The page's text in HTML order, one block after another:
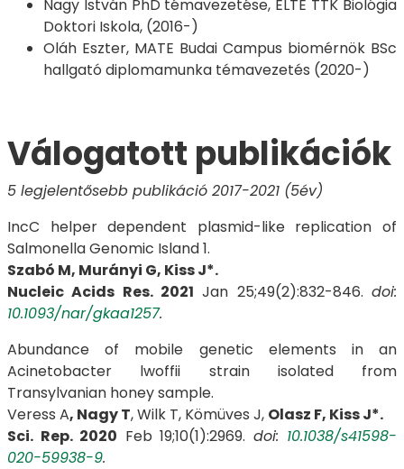
Nagy István PhD témavezetése, ELTE TTK Biológia
Doktori Iskola, (2016-)
Oláh Eszter, MATE Budai Campus biomérnök BSc
hallgató diplomamunka témavezetés (2020-)
​​​​​​​Válogatott publikációk
5 legjelentősebb publikáció 2017-2021 (5év)
IncC helper dependent plasmid-like replication of
Salmonella Genomic Island 1.
Szabó M, Murányi G, Kiss J*.
Nucleic Acids Res. 2021 Jan 25;49(2):832-846. doi:
10.1093/nar/gkaa1257.
Abundance of mobile genetic elements in an
Acinetobacter lwoffii strain isolated from
Transylvanian honey sample.
Veress A, Nagy T, Wilk T, Kömüves J, Olasz F, Kiss J*.
Sci. Rep. 2020 Feb 19;10(1):2969. doi: 10.1038/s41598-
020-59938-9.